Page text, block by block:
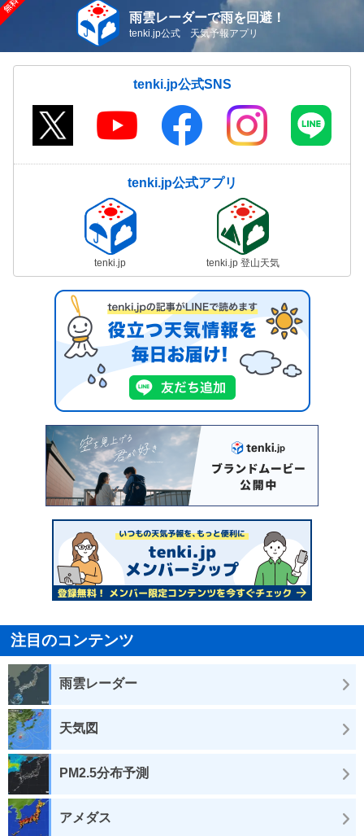
雨雲レーダーで雨を回避！
tenki.jp公式 天気予報アプリ
tenki.jp公式SNS
tenki.jp公式アプリ
tenki.jp tenki.jp 登山天気
注目のコンテンツ
雨雲レーダー
天気図
PM2.5分布予測
アメダス